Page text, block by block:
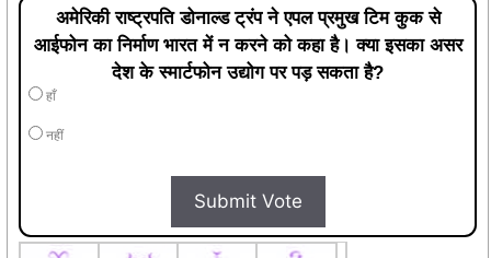
अमेरिकी राष्ट्रपति डोनाल्ड ट्रंप ने एपल प्रमुख टिम कुक से
आईफोन का निर्माण भारत में न करने को कहा है। क्या इसका असर
देश के स्मार्टफोन उद्योग पर पड़ सकता है?
हाँ
नहीं
Submit Vote